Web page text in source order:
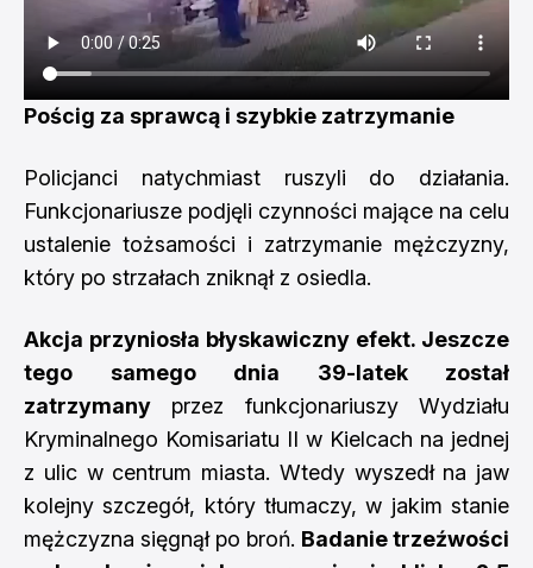
Pościg za sprawcą i szybkie zatrzymanie
Policjanci natychmiast ruszyli do działania.
Funkcjonariusze podjęli czynności mające na celu
ustalenie tożsamości i zatrzymanie mężczyzny,
który po strzałach zniknął z osiedla.
Akcja przyniosła błyskawiczny efekt. Jeszcze
tego samego dnia 39-latek został
zatrzymany przez funkcjonariuszy Wydziału
Kryminalnego Komisariatu II w Kielcach na jednej
z ulic w centrum miasta. Wtedy wyszedł na jaw
kolejny szczegół, który tłumaczy, w jakim stanie
mężczyzna sięgnął po broń. Badanie trzeźwości